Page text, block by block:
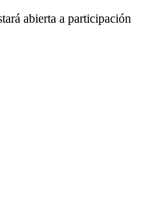
abierta a participación